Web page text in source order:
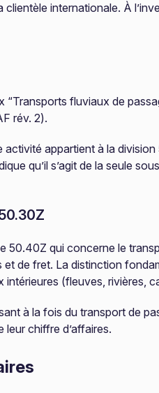
clientèle internationale. À
fluviaux de
rév. 2).
appartient à la
qu’il s’agit de la seule
50.40Z qui concerne le
de fret. La distinction
intérieures (fleuves,
à la fois du transport de
leur chiffre d’affaires.